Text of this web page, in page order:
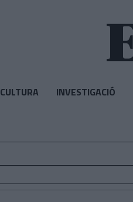
CULTURA INVESTIGACIÓ